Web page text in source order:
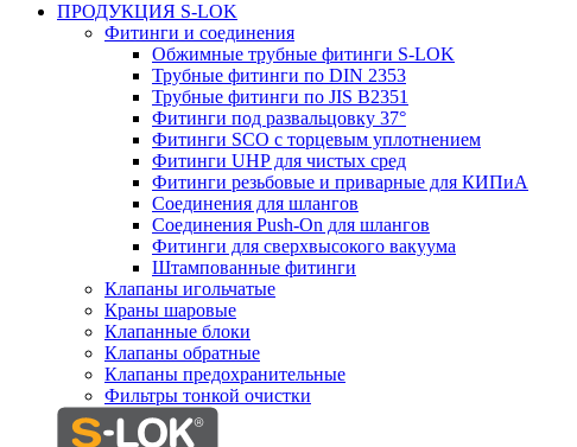
ПРОДУКЦИЯ S-LOK
Фитинги и соединения
Обжимные трубные фитинги S-LOK
Трубные фитинги по DIN 2353
Трубные фитинги по JIS B2351
Фитинги под развальцовку 37°
Фитинги SCO с торцевым уплотнением
Фитинги UHP для чистых сред
Фитинги резьбовые и приварные для КИПиА
Соединения для шлангов
Соединения Push-On для шлангов
Фитинги для сверхвысокого вакуума
Штампованные фитинги
Клапаны игольчатые
Краны шаровые
Клапанные блоки
Клапаны обратные
Клапаны предохранительные
Фильтры тонкой очистки